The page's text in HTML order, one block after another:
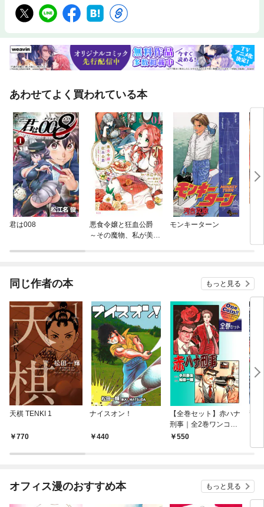
あわせてよく買われている本
君は008
悪食令嬢と狂血公爵
～その魔物、私が美味
モンキーターン
同じ作者の本 もっと見る
天棋 TENKI 1
770
ナイスオン！
440
【全巻セット】赤ハナ
刑事｜全2巻ワンコイ
ン！！
550
龍
オフィス漫のおすすめ本 もっと見る